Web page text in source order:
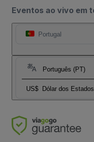
Eventos ao vivo em
Portugal
Português (PT)
US$ Dólar dos